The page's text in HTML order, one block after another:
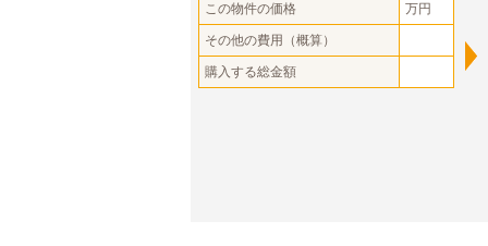
この物件の価格 万円
その他の費用（概算）
購入する総金額